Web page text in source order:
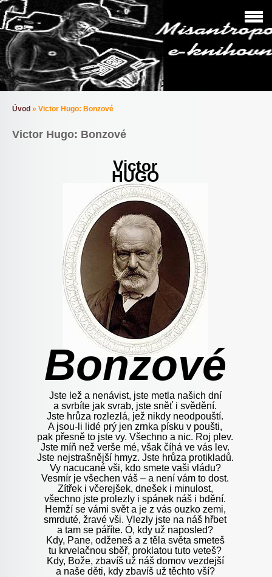
Úvod » Victor Hugo: Bonzové
Victor Hugo: Bonzové
Victor
HUGO
Bonzové
Jste lež a nenávist, jste metla našich dní
a svrbíte jak svrab, jste sněť i svědění.
Jste hrůza rozlezlá, jež nikdy neodpouští.
A jsou-li lidé prý jen zrnka písku v poušti,
pak přesně to jste vy. Všechno a nic. Roj plev.
Jste míň než verše mé, však číhá ve vás lev.
Jste nejstrašnější hmyz. Jste hrůza protikladů.
Vy nacucané vši, kdo smete vaši vládu?
Vesmír je všechen váš – a není vám to dost.
Zítřek i včerejšek, dnešek i minulost,
všechno jste prolezly i spánek náš i bdění.
Hemží se vámi svět a je z vás ouzko zemi,
smrduté, žravé vši. Vlezly jste na náš hřbet
a tam se páříte. Ó, kdy už naposled?
Kdy, Pane, odženeš a z těla světa smeteš
tu krvelačnou sběř, proklatou tuto veteš?
Kdy, Bože, zbavíš už náš domov vezdejší
a naše děti, kdy zbavíš už těchto vší?